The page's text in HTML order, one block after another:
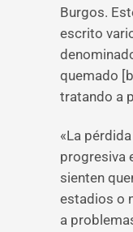
Burgos.
escrito
quemado
tratando a
«La
progresiva
sienten
estadios o
a